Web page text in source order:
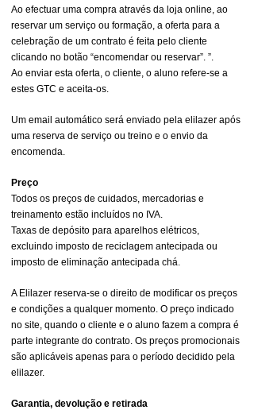
Ao efectuar uma compra através da loja online, ao
reservar um serviço ou formação, a oferta para a
celebração de um contrato é feita pelo cliente
clicando no botão “encomendar ou reservar”. ”.
Ao enviar esta oferta, o cliente, o aluno refere-se a
estes GTC e aceita-os.
Um email automático será enviado pela elilazer após
uma reserva de serviço ou treino e o envio da
encomenda.
Preço
Todos os preços de cuidados, mercadorias e
treinamento estão incluídos no IVA.
Taxas de depósito para aparelhos elétricos,
excluindo imposto de reciclagem antecipada ou
imposto de eliminação antecipada chá.
A Elilazer reserva-se o direito de modificar os preços
e condições a qualquer momento. O preço indicado
no site, quando o cliente e o aluno fazem a compra é
parte integrante do contrato. Os preços promocionais
são aplicáveis apenas para o período decidido pela
elilazer.
Garantia, devolução e retirada